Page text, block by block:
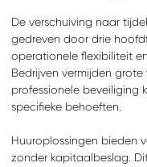
De verschuiving naar
gedreven door drie
operationele flexibiliteit
Bedrijven vermijden
professionele beveiliging
specifieke behoeften.
Huuroplossingen bieden
zonder kapitaalbeslag.